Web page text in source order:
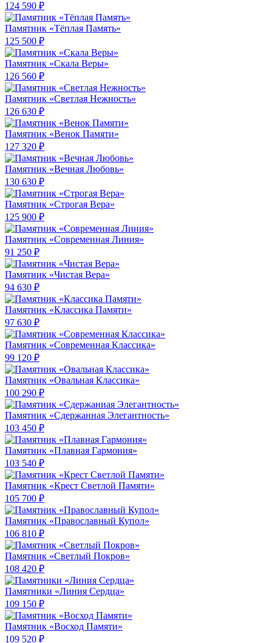
124 590 ₽
Памятник «Тёплая Память»
125 500 ₽
Памятник «Скала Веры»
126 560 ₽
Памятник «Светлая Нежность»
126 630 ₽
Памятник «Венок Памяти»
127 320 ₽
Памятник «Вечная Любовь»
130 630 ₽
Памятник «Строгая Вера»
125 900 ₽
Памятник «Современная Линия»
91 250 ₽
Памятник «Чистая Вера»
94 630 ₽
Памятник «Классика Памяти»
97 630 ₽
Памятник «Современная Классика»
99 120 ₽
Памятник «Овальная Классика»
100 290 ₽
Памятник «Сдержанная Элегантность»
103 450 ₽
Памятник «Плавная Гармония»
103 540 ₽
Памятник «Крест Светлой Памяти»
105 700 ₽
Памятник «Православный Купол»
106 810 ₽
Памятник «Светлый Покров»
108 420 ₽
Памятники «Линия Сердца»
109 150 ₽
Памятник «Восход Памяти»
109 520 ₽